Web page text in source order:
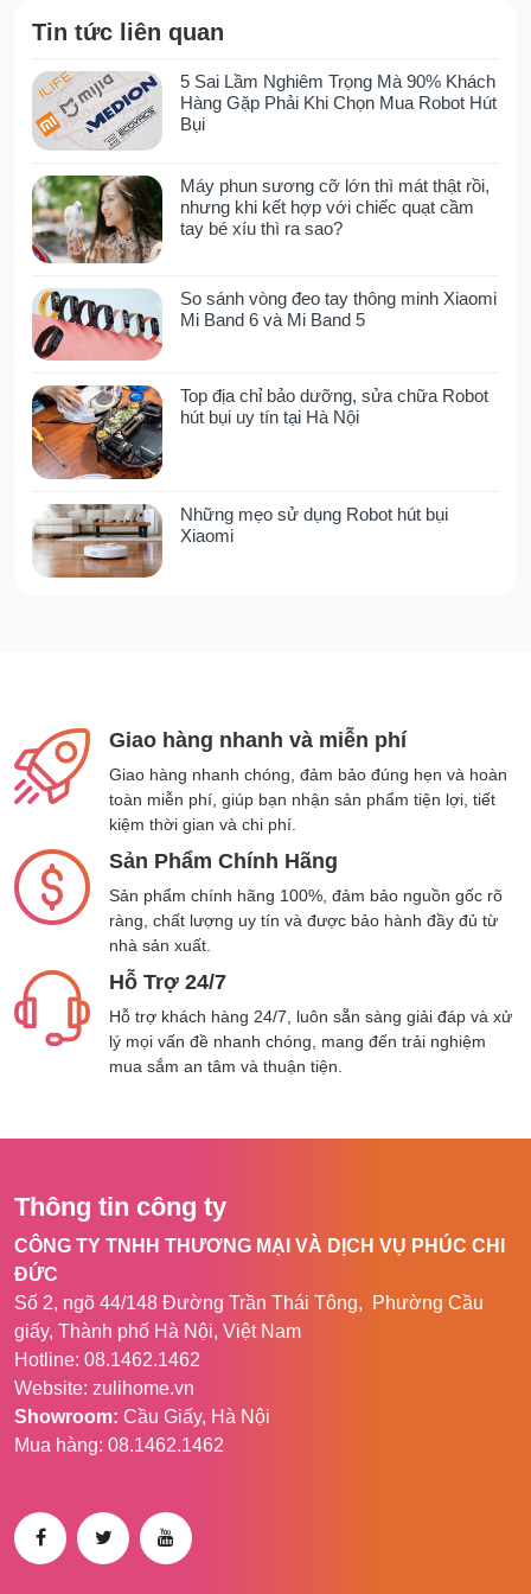
nhiều mục đích sử dụng khác nhau
Dùng cho xe cá nhân hoặc cho thuê xe tự
lái: Giám sát hành trình di chuyển của xe
cá nhân, quản lý và đảm bảo an toàn cho
xe trong dịch vụ cho thuê tự lái.
Công ty giám sát nhân viên: Theo dõi
nhân viên kinh doanh, tiếp thị, giao hàng
khi làm việc ở bên ngoài, tối ưu hóa quản
lý và đảm bảo hiệu suất làm việc.
Chống trộm và tìm xe mất trộm: Đóng vai
trò là thiết bị chống trộm hiệu quả, giúp tìm
lại xe bị mất trộm hoặc thất lạc.
trong balo, hành lý, túi xách, đảm bảo rằng
chúng luôn được giữ cho an toàn.
Hy vọng những thông tin trên có thể giúp bạn
hiểu rõ hơn về sản phẩmGPS xe máy ô tô
không dây A9 mini. Nếu bạn có thắc mắc gì,
hãy để lại bình luận bên dưới nhé.
Kiểu định vị
Định vị không dây
Loại Sim
Micro Sim
Dung lượng pin
3000mAh
Kích thước
76 x 48 x 20 mm
Trọng lượng
Chip GPS
Tần số GPS
-160dB
Nhiệt độ hoạt
động
Độ ẩm hoạt động
Thời gian sử
dụng
7 – 10 ngày
Chính xác vị trí 3 – 5m
Tin tức liên quan
5 Sai Lầm Nghiêm Trọng Mà 90% Khách
Hàng Gặp Phải Khi Chọn Mua Robot Hút
Bụi
Máy phun sương cỡ lớn thì mát thật rồi,
nhưng khi kết hợp với chiếc quạt cầm
tay bé xíu thì ra sao?
So sánh vòng đeo tay thông minh Xiaomi
Mi Band 6 và Mi Band 5
Top địa chỉ bảo dưỡng, sửa chữa Robot
hút bụi uy tín tại Hà Nội
Những mẹo sử dụng Robot hút bụi
Xiaomi
Giao hàng nhanh và miễn phí
Giao hàng nhanh chóng, đảm bảo đúng hẹn và hoàn
toàn miễn phí, giúp bạn nhận sản phẩm tiện lợi, tiết
kiệm thời gian và chi phí.
Sản Phẩm Chính Hãng
Sản phẩm chính hãng 100%, đảm bảo nguồn gốc rõ
ràng, chất lượng uy tín và được bảo hành đầy đủ từ
nhà sản xuất.
Hỗ Trợ 24/7
Hỗ trợ khách hàng 24/7, luôn sẵn sàng giải đáp và xử
lý mọi vấn đề nhanh chóng, mang đến trải nghiệm
mua sắm an tâm và thuận tiện.
Thông tin công ty
CÔNG TY TNHH THƯƠNG MẠI VÀ DỊCH VỤ PHÚC CHI
ĐỨC
Số 2, ngõ 44/148 Đường Trần Thái Tông, Phường Cầu
giấy, Thành phố Hà Nội, Việt Nam
Hotline: 08.1462.1462
Website: zulihome.vn
Showroom: Cầu Giấy, Hà Nội
Mua hàng: 08.1462.1462